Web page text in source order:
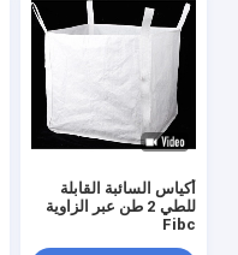
أكياس السائبة القابلة
للطي 2 طن عبر الزاوية
Fibc